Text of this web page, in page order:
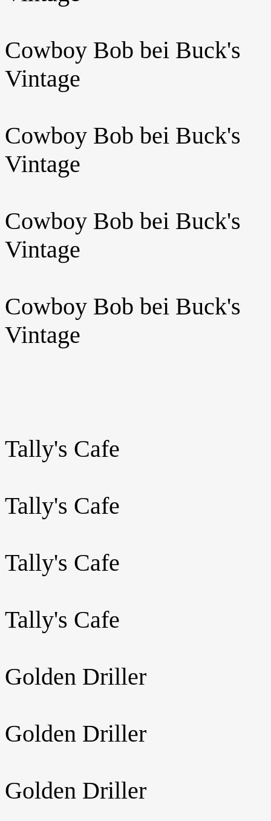
Cowboy Bob bei Buck's
Vintage
Cowboy Bob bei Buck's
Vintage
Cowboy Bob bei Buck's
Vintage
Cowboy Bob bei Buck's
Vintage
Tally's Cafe
Tally's Cafe
Tally's Cafe
Tally's Cafe
Golden Driller
Golden Driller
Golden Driller